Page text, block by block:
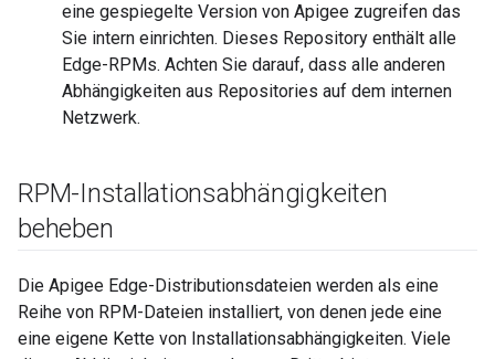
eine gespiegelte Version von Apigee zugreifen das
Sie intern einrichten. Dieses Repository enthält alle
Edge-RPMs. Achten Sie darauf, dass alle anderen
Abhängigkeiten aus Repositories auf dem internen
Netzwerk.
RPM-Installationsabhängigkeiten
beheben
Die Apigee Edge-Distributionsdateien werden als eine
Reihe von RPM-Dateien installiert, von denen jede eine
eine eigene Kette von Installationsabhängigkeiten. Viele